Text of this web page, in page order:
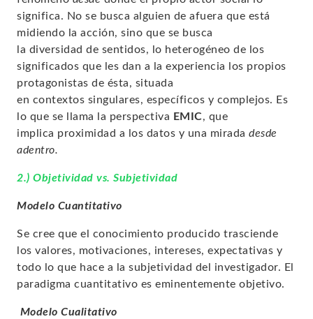
significa. No se busca alguien de afuera que está
midiendo la acción, sino que se busca
la diversidad de sentidos, lo heterogéneode los
significados que les dan a la experiencia los propios
protagonistas de ésta, situada
en contextos singulares, específicos y complejos. Es
lo que se llama la perspectiva EMIC, que
implica proximidad a los datos y una mirada desde
adentro.
2.) Objetividad vs. Subjetividad
Modelo Cuantitativo
Se cree que el conocimiento producido trasciende
los valores, motivaciones, intereses, expectativas y
todo lo que hace a la subjetividad del investigador. El
paradigma cuantitativo es eminentemente objetivo.
Modelo Cualitativo